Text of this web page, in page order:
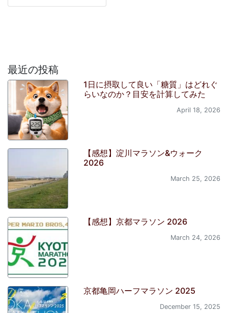
最近の投稿
1日に摂取して良い「糖質」はどれぐ
らいなのか？目安を計算してみた
April 18, 2026
【感想】淀川マラソン&ウォーク
2026
March 25, 2026
【感想】京都マラソン 2026
March 24, 2026
京都亀岡ハーフマラソン 2025
December 15, 2025